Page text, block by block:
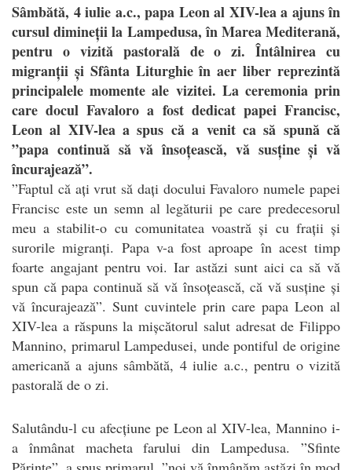
Sâmbătă, 4 iulie a.c., papa Leon al XIV-lea a ajuns în
cursul dimineții la Lampedusa, în Marea Mediterană,
pentru o vizită pastorală de o zi. Întâlnirea cu
migranții și Sfânta Liturghie în aer liber reprezintă
principalele momente ale vizitei. La ceremonia prin
care docul Favaloro a fost dedicat papei Francisc,
Leon al XIV-lea a spus că a venit ca să spună că
”papa continuă să vă însoțească, vă susține și vă
încurajează”.
”Faptul că ați vrut să dați docului Favaloro numele papei
Francisc este un semn al legăturii pe care predecesorul
meu a stabilit-o cu comunitatea voastră și cu frații și
surorile migranți. Papa v-a fost aproape în acest timp
foarte angajant pentru voi. Iar astăzi sunt aici ca să vă
spun că papa continuă să vă însoțească, că vă susține și
vă încurajează”. Sunt cuvintele prin care papa Leon al
XIV-lea a răspuns la mișcătorul salut adresat de Filippo
Mannino, primarul Lampedusei, unde pontiful de origine
americană a ajuns sâmbătă, 4 iulie a.c., pentru o vizită
pastorală de o zi.
Salutându-l cu afecțiune pe Leon al XIV-lea, Mannino i-
a înmânat macheta farului din Lampedusa. ”Sfinte